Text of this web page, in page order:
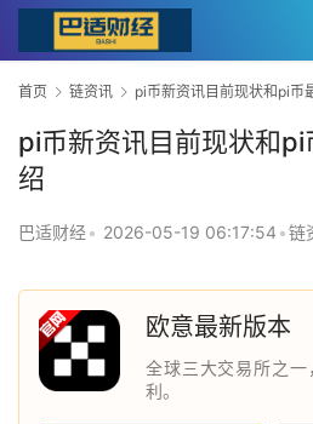
首页 链资讯 pi币新资讯目前现状和pi币
pi币新资讯目前现状和
绍
巴适财经• 2026-05-19 06:17:54 •链
欧意最新版本
全球三大交易所之
利。